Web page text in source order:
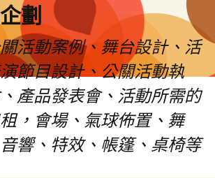
劃
活動案例、舞台設計、活
節目設計、公關活動執
產品發表會、活動所需的
，會場、氣球佈置、舞
響、特效、帳篷、桌椅等